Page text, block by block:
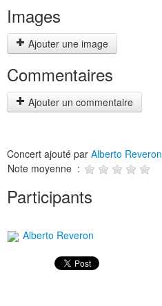
Images
Ajouter une image
Commentaires
Ajouter un commentaire
Concert ajouté par Alberto Reveron
Note moyenne :
Participants
Alberto Reveron